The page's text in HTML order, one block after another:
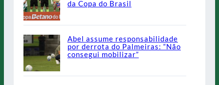
da Copa do Brasil
Abel assume responsabilidade
por derrota do Palmeiras: “Não
consegui mobilizar”